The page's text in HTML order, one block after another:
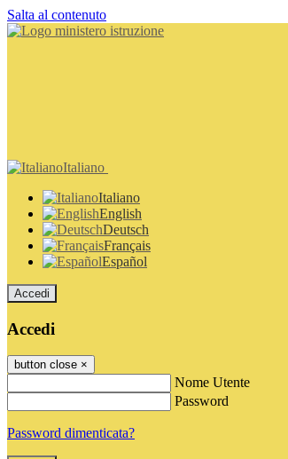
Salta al contenuto
Italiano
Italiano
English
Deutsch
Français
Español
Accedi
Accedi
button close ×
Nome Utente
Password
Password dimenticata?